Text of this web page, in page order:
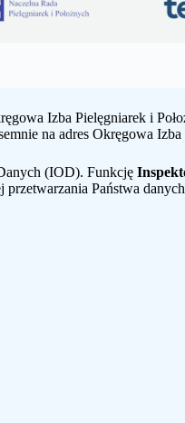
Izba Pielęgniarek i
na adres Okręgowa
(IOD). Funkcję
przetwarzania Państwa